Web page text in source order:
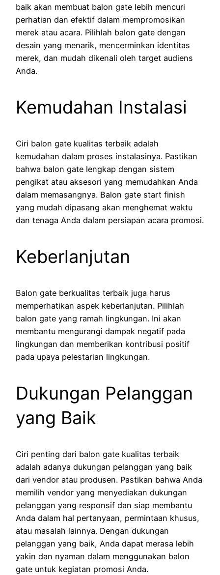
baik akan membuat balon gate lebih mencuri
perhatian dan efektif dalam mempromosikan
merek atau acara. Pilihlah balon gate dengan
desain yang menarik, mencerminkan identitas
merek, dan mudah dikenali oleh target audiens
Anda.
Kemudahan Instalasi
Ciri balon gate kualitas terbaik adalah
kemudahan dalam proses instalasinya. Pastikan
bahwa balon gate lengkap dengan sistem
pengikat atau aksesori yang memudahkan Anda
dalam memasangnya. Balon gate start finish
yang mudah dipasang akan menghemat waktu
dan tenaga Anda dalam persiapan acara promosi.
Keberlanjutan
Balon gate berkualitas terbaik juga harus
memperhatikan aspek keberlanjutan. Pilihlah
balon gate yang ramah lingkungan. Ini akan
membantu mengurangi dampak negatif pada
lingkungan dan memberikan kontribusi positif
pada upaya pelestarian lingkungan.
Dukungan Pelanggan
yang Baik
Ciri penting dari balon gate kualitas terbaik
adalah adanya dukungan pelanggan yang baik
dari vendor atau produsen. Pastikan bahwa Anda
memilih vendor yang menyediakan dukungan
pelanggan yang responsif dan siap membantu
Anda dalam hal pertanyaan, permintaan khusus,
atau masalah lainnya. Dengan dukungan
pelanggan yang baik, Anda dapat merasa lebih
yakin dan nyaman dalam menggunakan balon
gate untuk kegiatan promosi Anda.